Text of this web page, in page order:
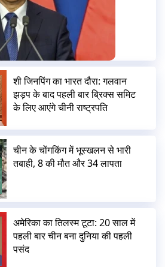
शी जिनपिंग का भारत दौरा: गलवान
झड़प के बाद पहली बार ब्रिक्स समिट
के लिए आएंगे चीनी राष्ट्रपति
चीन के चोंगकिंग में भूस्खलन से भारी
तबाही, 8 की मौत और 34 लापता
अमेरिका का तिलस्म टूटा: 20 साल में
पहली बार चीन बना दुनिया की पहली
पसंद